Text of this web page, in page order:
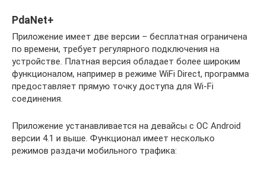
PdaNet+
Приложение имеет две версии – бесплатная ограничена
по времени, требует регулярного подключения на
устройстве. Платная версия обладает более широким
функционалом, например в режиме WiFi Direct, программа
предоставляет прямую точку доступа для Wi-Fi
соединения.
Приложение устанавливается на девайсы с ОС Android
версии 4.1 и выше. Функционал имеет несколько
режимов раздачи мобильного трафика: